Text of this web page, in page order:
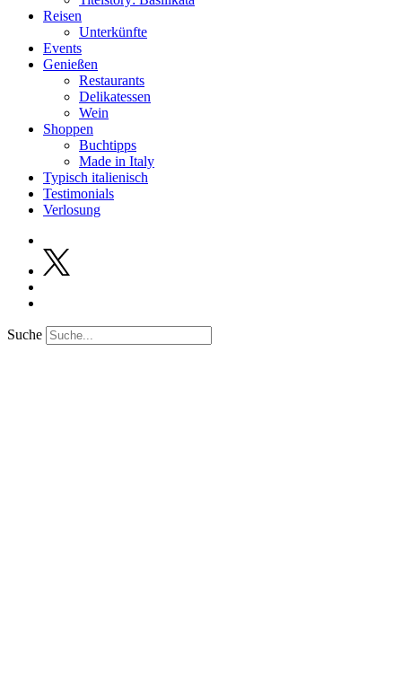
Reisen
Unterkünfte
Events
Genießen
Restaurants
Delikatessen
Wein
Shoppen
Buchtipps
Made in Italy
Typisch italienisch
Testimonials
Verlosung
Suche